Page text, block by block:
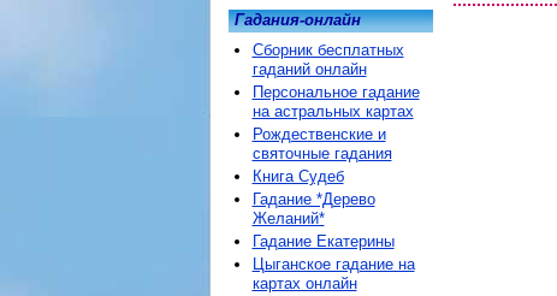
Гадания-онлайн
Сборник бесплатных
гаданий онлайн
Персональное гадание
на астральных картах
Рождественские и
святочные гадания
Книга Судеб
Гадание *Дерево
Желаний*
Гадание Екатерины
Цыганское гадание на
картах онлайн